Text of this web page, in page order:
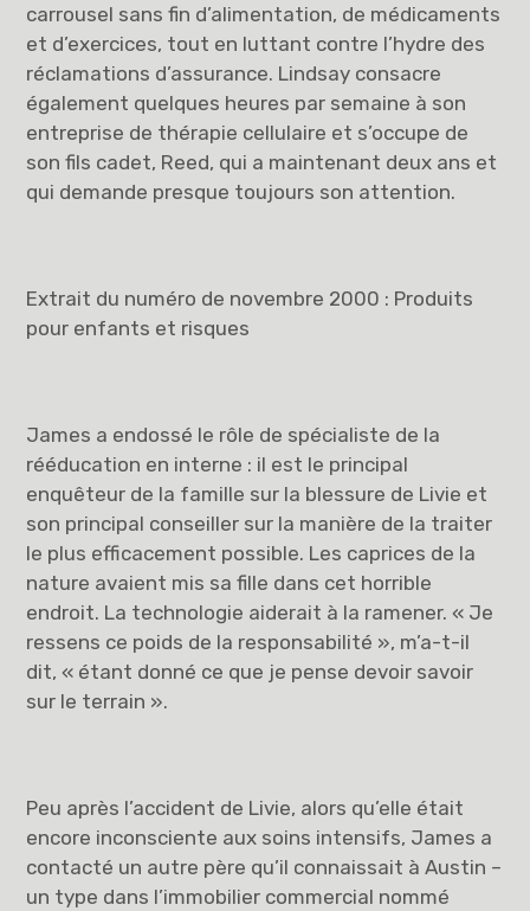
carrousel sans fin d’alimentation, de médicaments
et d’exercices, tout en luttant contre l’hydre des
réclamations d’assurance. Lindsay consacre
également quelques heures par semaine à son
entreprise de thérapie cellulaire et s’occupe de
son fils cadet, Reed, qui a maintenant deux ans et
qui demande presque toujours son attention.
Extrait du numéro de novembre 2000 : Produits
pour enfants et risques
James a endossé le rôle de spécialiste de la
rééducation en interne : il est le principal
enquêteur de la famille sur la blessure de Livie et
son principal conseiller sur la manière de la traiter
le plus efficacement possible. Les caprices de la
nature avaient mis sa fille dans cet horrible
endroit. La technologie aiderait à la ramener. « Je
ressens ce poids de la responsabilité », m’a-t-il
dit, « étant donné ce que je pense devoir savoir
sur le terrain ».
Peu après l’accident de Livie, alors qu’elle était
encore inconsciente aux soins intensifs, James a
contacté un autre père qu’il connaissait à Austin –
un type dans l’immobilier commercial nommé